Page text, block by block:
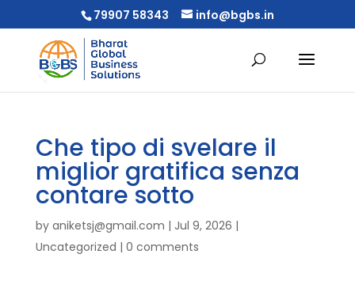
79907 58343 info@bgbs.in
Che tipo di svelare il
miglior gratifica senza
contare sotto
by aniketsj@gmail.com | Jul 9, 2026 |
Uncategorized | 0 comments